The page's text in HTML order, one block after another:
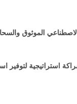
الموثوق